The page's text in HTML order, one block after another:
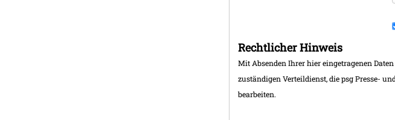
Rechtlicher Hinweis
Mit Absenden Ihrer hier eingetragenen Daten erklären Sie sich einverstanden,
zuständigen Verteildienst, die psg Presse- und Verteilservice Baden-Württemberg GmbH, gegeben werden. Nur so können wir Ihr Anliegen
bearbeiten.